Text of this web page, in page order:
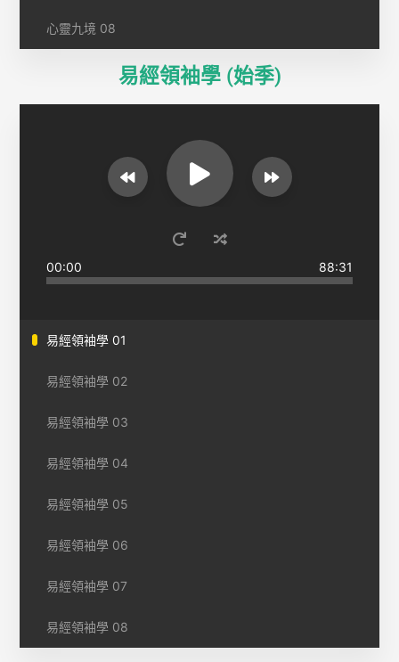
心靈九境 08
易經領袖學 (始季)
00:00 88:31
易經領袖學 01
易經領袖學 02
易經領袖學 03
易經領袖學 04
易經領袖學 05
易經領袖學 06
易經領袖學 07
易經領袖學 08